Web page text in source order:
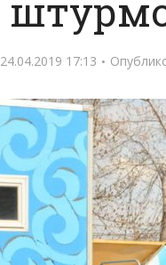
24.04.2019 17:13